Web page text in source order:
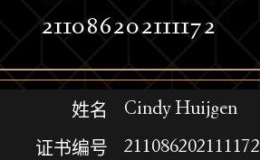
211086202111172
姓名 Cindy Huijgen
证书编号 211086202111172